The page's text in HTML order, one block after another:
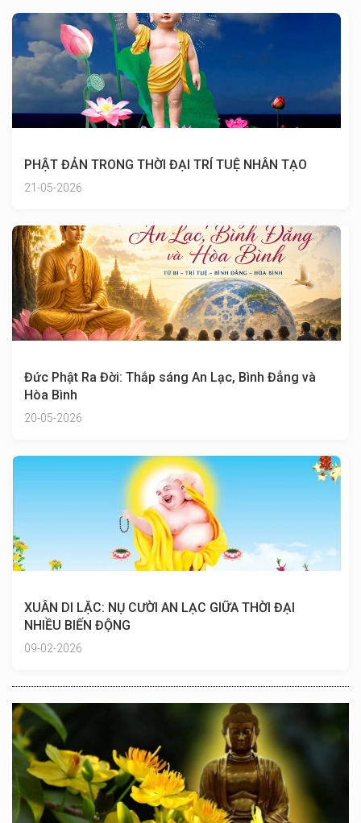
PHẬT ĐẢN TRONG THỜI ĐẠI TRÍ TUỆ NHÂN TẠO
21-05-2026
Đức Phật Ra Đời: Thắp sáng An Lạc, Bình Đẳng và
Hòa Bình
20-05-2026
XUÂN DI LẶC: NỤ CƯỜI AN LẠC GIỮA THỜI ĐẠI
NHIỀU BIẾN ĐỘNG
09-02-2026